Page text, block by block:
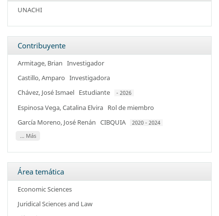
UNACHI
Contribuyente
Armitage, Brian Investigador
Castillo, Amparo Investigadora
Chávez, José Ismael Estudiante - 2026
Espinosa Vega, Catalina Elvira Rol de miembro
García Moreno, José Renán CIBQUIA
2020 - 2024
... Más
Área temática
Economic Sciences
Juridical Sciences and Law